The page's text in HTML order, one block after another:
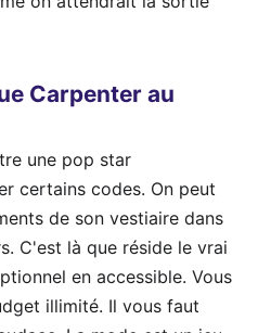
Carpenter au
une pop star
certains codes. On peut
de son vestiaire dans
C'est là que réside le vrai
en accessible. Vous
illimité. Il vous faut